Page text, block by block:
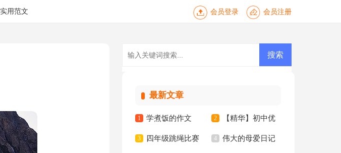
实用范文 会员登录 会员注册
最新文章
1 学煮饭的作文 2 【精华】初中优
秀作文10篇
3 四年级跳绳比赛 4 伟大的母爱日记